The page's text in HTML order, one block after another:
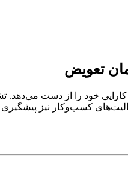
کارایی خود را از دست
کسب‌وکار نیز پیشگیری